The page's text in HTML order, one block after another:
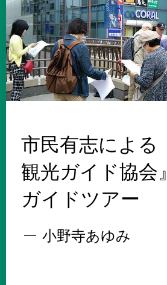
市民有志による
観光ガイド協会
ガイドツアー
小野寺あゆみ